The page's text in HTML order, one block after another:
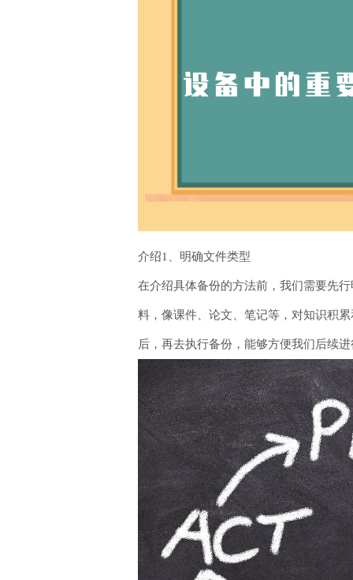
介绍1、明确文件类型
在介绍具体备份的方法前，我们需要先
料，像课件、论文、笔记等，对知识积
后，再去执行备份，能够方便我们后续